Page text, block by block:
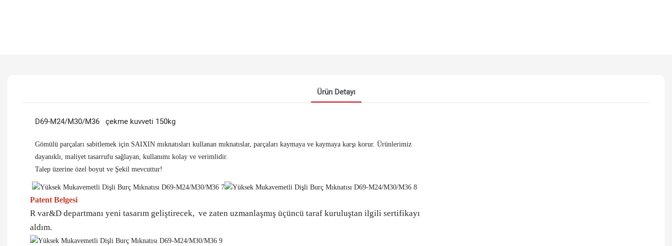
Ürün Detayı
D69-M24/M30/M36 çekme kuvveti 150kg
Gömülü parçaları sabitlemek için SAIXIN mıknatısları kullanan mıknatıslar, parçaları kaymaya ve kaymaya karşı korur. Ürünlerimiz
dayanıklı, maliyet tasarrufu sağlayan, kullanımı kolay ve verimlidir.
Talep üzerine özel boyut ve Şekil mevcuttur!
Patent Belgesi
R var&D departmanı yeni tasarım geliştirecek, ve zaten uzmanlaşmış üçüncü taraf kuruluştan ilgili sertifikayı
aldım.